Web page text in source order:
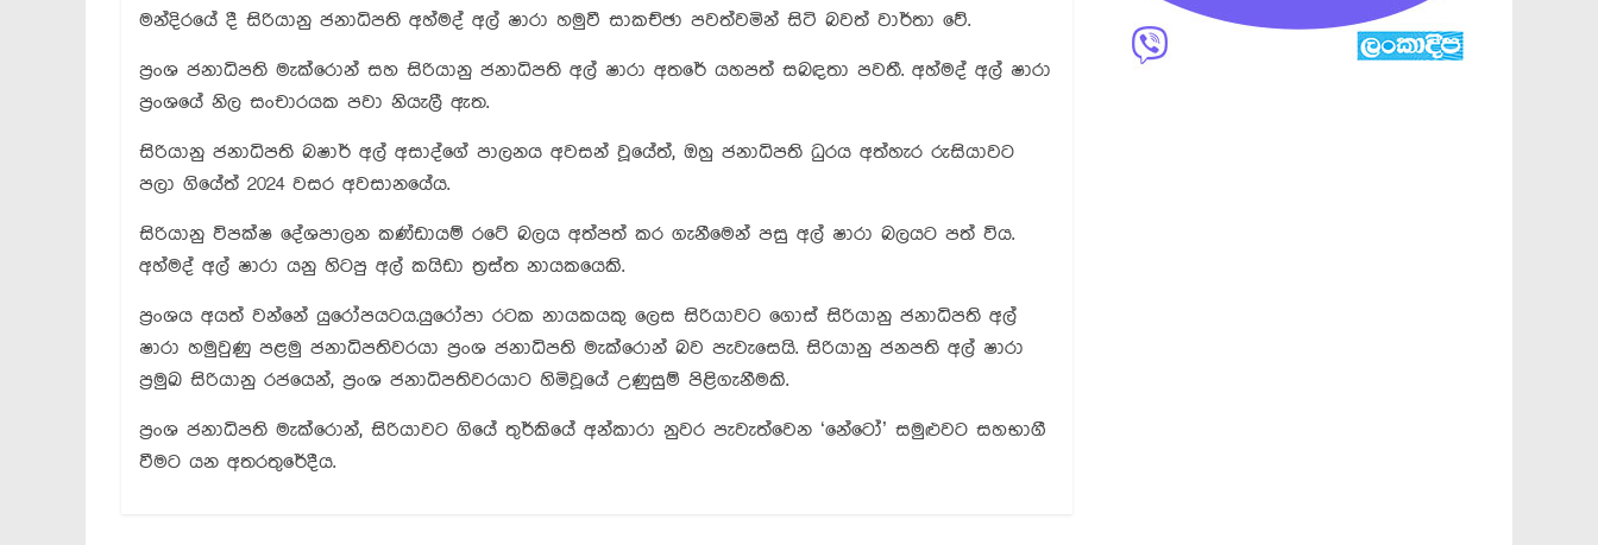
මන්දිරයේ දී සිරියානු ජනාධිපති අහ්මද් අල් ෂාරා හමුවී සාකච්ඡා පවත්වමින් සිටි බවත් වාර්තා වේ.
ප්‍රංශ ජනාධිපති මැක්රොන් සහ සිරියානු ජනාධිපති අල් ෂාරා අතරේ යහපත් සබඳතා පවතී. අහ්මද් අල් ෂාරා
ප්‍රංශයේ නිල සංචාරයක පවා නියැලී ඇත.
සිරියානු ජනාධිපති බෂාර් අල් අසාද්ගේ පාලනය අවසන් වූයේත්, ඔහු ජනාධිපති ධුරය අත්හැර රුසියාවට
පලා ගියේත් 2024 වසර අවසානයේය.
සිරියානු විපක්ෂ දේශපාලන කණ්ඩායම් රටේ බලය අත්පත් කර ගැනීමෙන් පසු අල් ෂාරා බලයට පත් විය.
අහ්මද් අල් ෂාරා යනු හිටපු අල් කයිඩා ත්‍රස්ත නායකයෙකි.
ප්‍රංශය අයත් වන්නේ යුරෝපයටය.යුරෝපා රටක නායකයකු ලෙස සිරියාවට ගොස් සිරියානු ජනාධිපති අල්
ෂාරා හමුවුණු පළමු ජනාධිපතිවරයා ප්‍රංශ ජනාධිපති මැක්රොන් බව පැවැසෙයි. සිරියානු ජනපති අල් ෂාරා
ප්‍රමුඛ සිරියානු රජයෙන්, ප්‍රංශ ජනාධිපතිවරයාට හිමිවූයේ උණුසුම් පිළිගැනීමකි.
ප්‍රංශ ජනාධිපති මැක්රොන්, සිරියාවට ගියේ තුර්කියේ අන්කාරා නුවර පැවැත්වෙන ‘නේටෝ’ සමුළුවට සහභාගී
වීමට යන අතරතුරේදීය.